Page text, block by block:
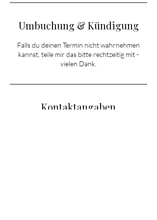
Umbuchung & Kündigung
Falls du deinen Termin nicht wahrnehmen
kannst, teile mir das bitte rechtzeitig mit -
vielen Dank.
Kontaktangaben